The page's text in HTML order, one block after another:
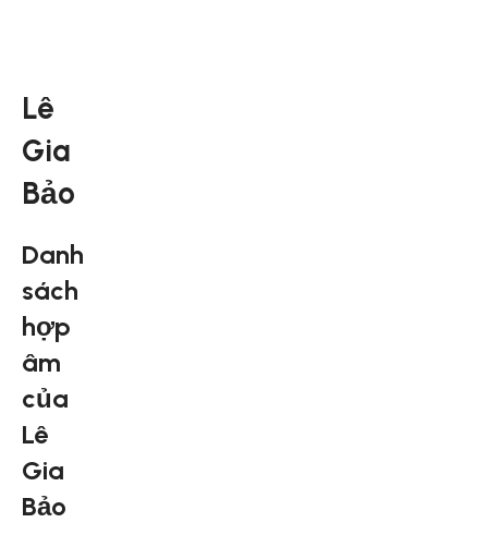
Lê
Gia
Bảo
Danh
sách
hợp
âm
của
Lê
Gia
Bảo